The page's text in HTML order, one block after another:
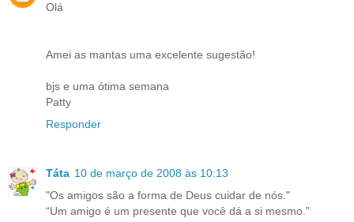
Olá
Amei as mantas uma excelente sugestão!
bjs e uma ótima semana
Patty
Responder
Táta 10 de março de 2008 às 10:13
"Os amigos são a forma de Deus cuidar de nós."
“Um amigo é um presente que você dá a si mesmo.”